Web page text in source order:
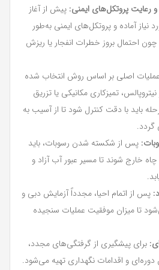
رعایت پروتکل‌های ایمنی: پیش از آغاز
نیاز آماده و پروتکل‌های ایمنی به‌طور
احتمال بروز خطرات انفجار یا ریزش
عملیات اصلی بر اساس روش انتخاب شده
تمیزکاری مکانیکی یا تزریق
باید با دقت کنترل شود تا از آسیب به
گردد.
پس از شکسته شدن رسوبات، باید
خارج شوند تا مسیر عبور آب آزاد و
پس از اتمام احیا، مجدداً آزمایش دبی و
تا میزان موفقیت عملیات سنجیده
برای پیشگیری از گرفتگی‌های مجدد،
و اقدامات نگهداری تهیه می‌شود.